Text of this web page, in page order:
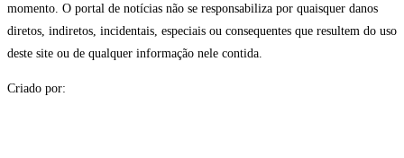
momento. O portal de notícias não se responsabiliza por quaisquer danos
diretos, indiretos, incidentais, especiais ou consequentes que resultem do uso
deste site ou de qualquer informação nele contida.
Criado por: